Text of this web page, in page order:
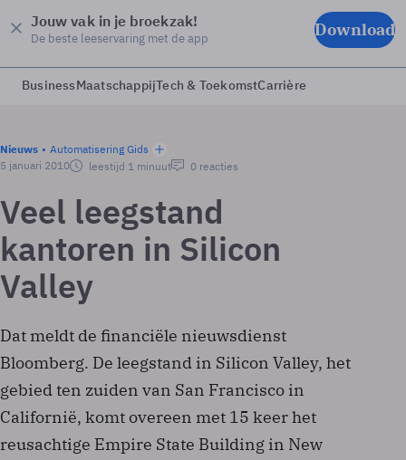
Jouw vak in je broekzak!
De beste leeservaring met de app Download
BusinessMaatschappijTech & ToekomstCarrière
Nieuws
Automatisering Gids
5 januari 2010
leestijd 1 minuut 0 reacties
Veel leegstand
kantoren in Silicon
Valley
Dat meldt de financiële nieuwsdienst
Bloomberg. De leegstand in Silicon Valley, het
gebied ten zuiden van San Francisco in
Californië, komt overeen met 15 keer het
reusachtige Empire State Building in New